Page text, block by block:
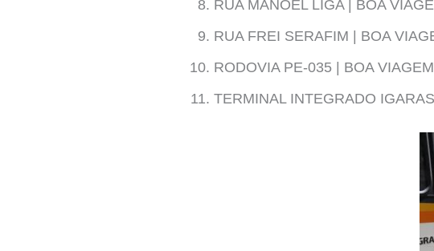
RUA MANOEL LIGA | BOA
RUA FREI SERAFIM | BOA
RODOVIA PE-035 | BOA
TERMINAL INTEGRADO